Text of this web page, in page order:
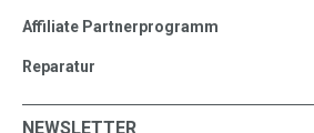
Affiliate Partnerprogramm
Reparatur
NEWSLETTER